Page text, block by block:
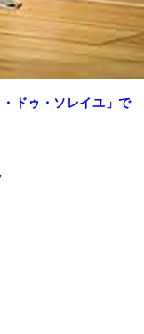
ドゥ・ソレイユ」で